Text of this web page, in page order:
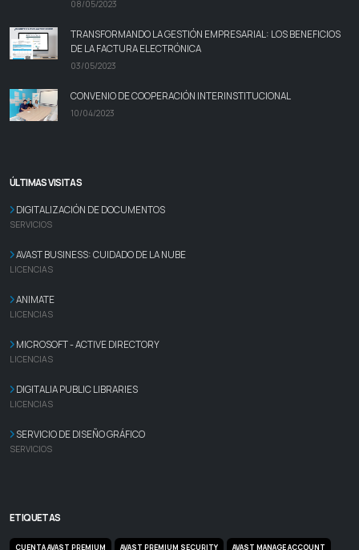
08/05/2023
TRANSFORMANDO LA GESTIÓN EMPRESARIAL: LOS BENEFICIOS
DE LA FACTURA ELECTRÓNICA
03/05/2023
CONVENIO DE COOPERACIÓN INTERINSTITUCIONAL
10/04/2023
ÚLTIMAS VISITAS
DIGITALIZACIÓN DE DOCUMENTOS
SERVICIOS
AVAST BUSINESS: CUIDADO DE LA NUBE
LICENCIAS
ANIMATE
LICENCIAS
MICROSOFT - ACTIVE DIRECTORY
LICENCIAS
DIGITALIA PUBLIC LIBRARIES
LICENCIAS
SERVICIO DE DISEÑO GRÁFICO
SERVICIOS
ETIQUETAS
CUENTA AVAST PREMIUM AVAST PREMIUM SECURITY AVAST MANAGE ACCOUNT